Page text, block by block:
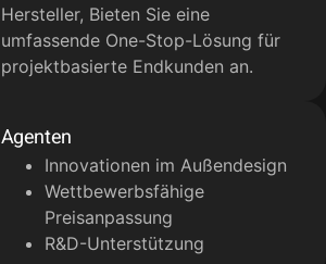
Hersteller, Bieten Sie eine
umfassende One-Stop-Lösung für
projektbasierte Endkunden an.
Agenten
Innovationen im Außendesign
Wettbewerbsfähige
Preisanpassung
R&D-Unterstützung